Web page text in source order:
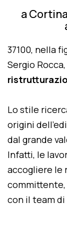
a
37100, nella
Sergio
Lo stile
origini
dal grande
Infatti, le
accogliere le
committente,
con il team di